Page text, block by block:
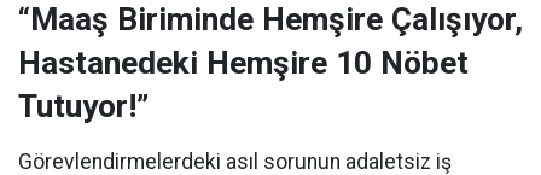
“Maaş Biriminde Hemşire Çalışıyor,
Hastanedeki Hemşire 10 Nöbet
Tutuyor!”
Görevlendirmelerdeki asıl sorunun adaletsiz iş